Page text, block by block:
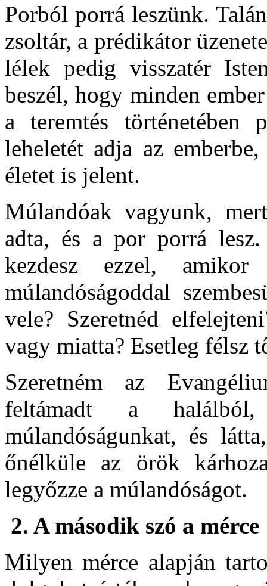
Porból porrá leszünk.
zsoltár, a prédikátor
lélek pedig visszatér
beszél, hogy minden
a teremtés
leheletét adja az
életet is jelent.
Múlandóak vagyunk,
adta, és a por porrá
kezdesz ezzel,
múlandóságoddal
vele? Szeretnéd
vagy miatta? Esetleg félsz
Szeretném az
feltámadt a
múlandóságunkat, és
őnélküle az örök
legyőzze a múlandóságot.
2. A második szó a mérce
Milyen mérce alapján